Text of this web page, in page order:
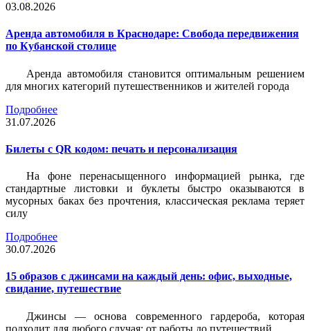
03.08.2026
Аренда автомобиля в Краснодаре: Свобода передвижения
по Кубанской столице
Аренда автомобиля становится оптимальным решением
для многих категорий путешественников и жителей города
Подробнее
31.07.2026
Билеты c QR кодом: печать и персонализация
На фоне перенасыщенного информацией рынка, где
стандартные листовки и буклеты быстро оказываются в
мусорных баках без прочтения, классическая реклама теряет
силу
Подробнее
30.07.2026
15 образов с джинсами на каждый день: офис, выходные,
свидание, путешествие
Джинсы — основа современного гардероба, которая
подходит для любого случая: от работы до путешествий